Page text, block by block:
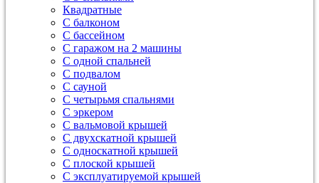
Квадратные
С балконом
С бассейном
С гаражом на 2 машины
С одной спальней
С подвалом
С сауной
С четырьмя спальнями
С эркером
С вальмовой крышей
С двухскатной крышей
С односкатной крышей
С плоской крышей
С эксплуатируемой крышей